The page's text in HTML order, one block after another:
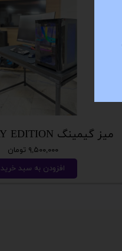
میز گیمینگ MART DAY EDITION
۹,۵۰۰,۰۰۰ تومان
افزودن به سبد خرید